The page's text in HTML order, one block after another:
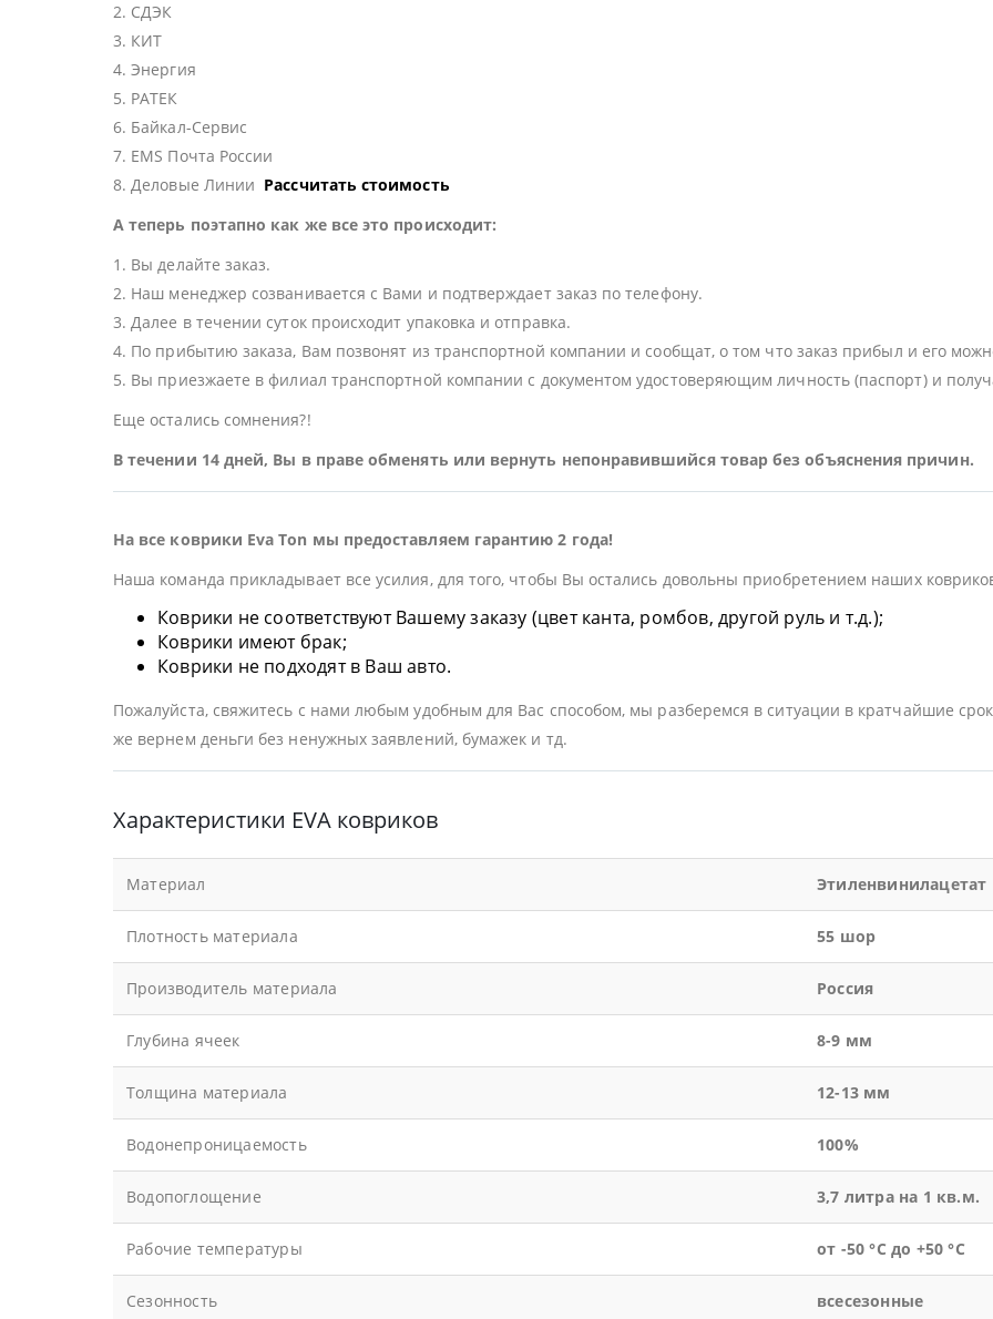
2. СДЭК
3. КИТ
4. Энергия
5. РАТЕК
6. Байкал-Сервис
7. EMS Почта России
8. Деловые Линии Рассчитать стоимость
А теперь поэтапно как же все это происходит:
1. Вы делайте заказ.
2. Наш менеджер созванивается с Вами и подтверждает заказ по телефону.
3. Далее в течении суток происходит упаковка и отправка.
4. По прибытию заказа, Вам позвонят из транспортной компании и сообщат, о том что заказ прибыл и его
5. Вы приезжаете в филиал транспортной компании с документом удостоверяющим личность (паспорт) и
Еще остались сомнения?!
В течении 14 дней, Вы в праве обменять или вернуть непонравившийся товар без объяснения причин.
На все коврики Eva Ton мы предоставляем гарантию 2 года!
Наша команда прикладывает все усилия, для того, чтобы Вы остались довольны приобретением наших
Коврики не соответствуют Вашему заказу (цвет канта, ромбов, другой руль и т.д.);
Коврики имеют брак;
Коврики не подходят в Ваш авто.
Пожалуйста, свяжитесь с нами любым удобным для Вас способом, мы разберемся в ситуации в кратчайшие
же вернем деньги без ненужных заявлений, бумажек и тд.
Характеристики EVA ковриков
Материал Этиленвинилацетат
Плотность материала 55 шор
Производитель материала Россия
Глубина ячеек 8-9 мм
Толщина материала 12-13 мм
Водонепроницаемость 100%
Водопоглощение 3,7 литра на 1 кв.м.
Рабочие температуры от -50 °С до +50 °С
Сезонность всесезонные